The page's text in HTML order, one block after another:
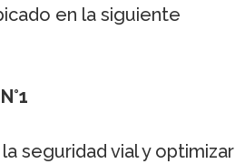
en la siguiente
seguridad vial y optimizar